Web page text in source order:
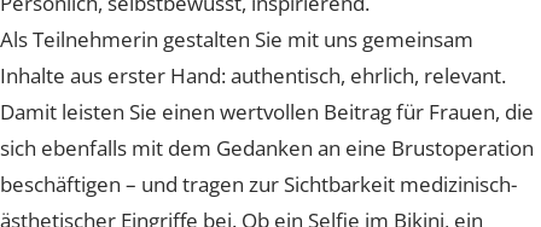
Laser Technologien
Brustoperation bereit sind, ihre Erfahrungen zu teilen.
Persönlich, selbstbewusst, inspirierend.
Als Teilnehmerin gestalten Sie mit uns gemeinsam
Inhalte aus erster Hand: authentisch, ehrlich, relevant.
Damit leisten Sie einen wertvollen Beitrag für Frauen,
sich ebenfalls mit dem Gedanken an eine